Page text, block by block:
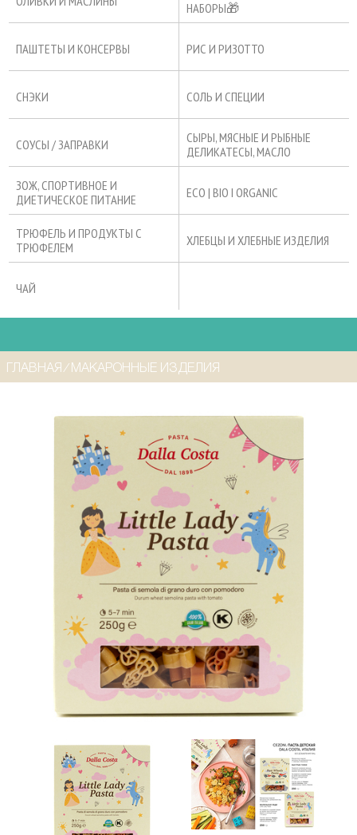
НАБОРЫ🎁
ПАШТЕТЫ И КОНСЕРВЫ РИС И РИЗОТТО
СНЭКИ СОЛЬ И СПЕЦИИ
СОУСЫ / ЗАПРАВКИ
СЫРЫ, МЯСНЫЕ И РЫБНЫЕ
ДЕЛИКАТЕСЫ, МАСЛО
ЗОЖ, СПОРТИВНОЕ И
ДИЕТИЧЕСКОЕ ПИТАНИЕ
ECO | BIO I ORGANIC
ТРЮФЕЛЬ И ПРОДУКТЫ С
ТРЮФЕЛЕМ
ХЛЕБЦЫ И ХЛЕБНЫЕ ИЗДЕЛИЯ
ЧАЙ
ГЛАВНАЯ ⁄ МАКАРОННЫЕ ИЗДЕЛИЯ